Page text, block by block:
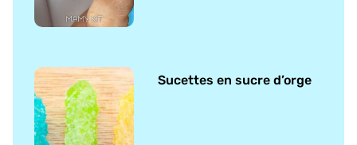
Sucettes en sucre d’orge